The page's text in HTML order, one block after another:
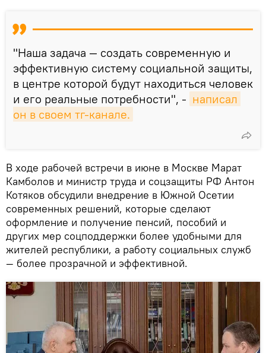
"Наша задача — создать современную и
эффективную систему социальной защиты,
в центре которой будут находиться человек
и его реальные потребности", - написал
он в своем тг-канале.
В ходе рабочей встречи в июне в Москве Марат
Камболов и министр труда и соцзащиты РФ Антон
Котяков обсудили внедрение в Южной Осетии
современных решений, которые сделают
оформление и получение пенсий, пособий и
других мер соцподдержки более удобными для
жителей республики, а работу социальных служб
— более прозрачной и эффективной.